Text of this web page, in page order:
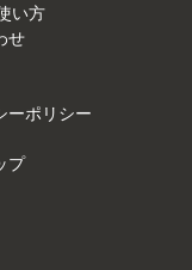
い方
せ
ーポリシー
プ